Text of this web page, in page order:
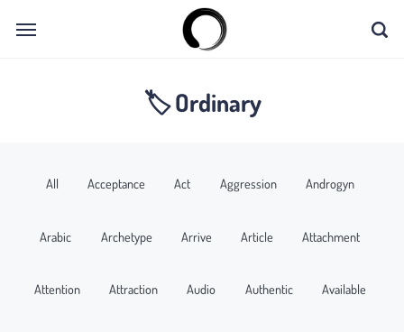
🏷 Ordinary
All Acceptance Act Aggression Androgyn
Arabic Archetype Arrive Article Attachment
Attention Attraction Audio Authentic Available